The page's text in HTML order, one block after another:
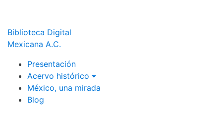
Biblioteca Digital
Mexicana A.C.
Presentación
Acervo histórico
México, una mirada
Blog